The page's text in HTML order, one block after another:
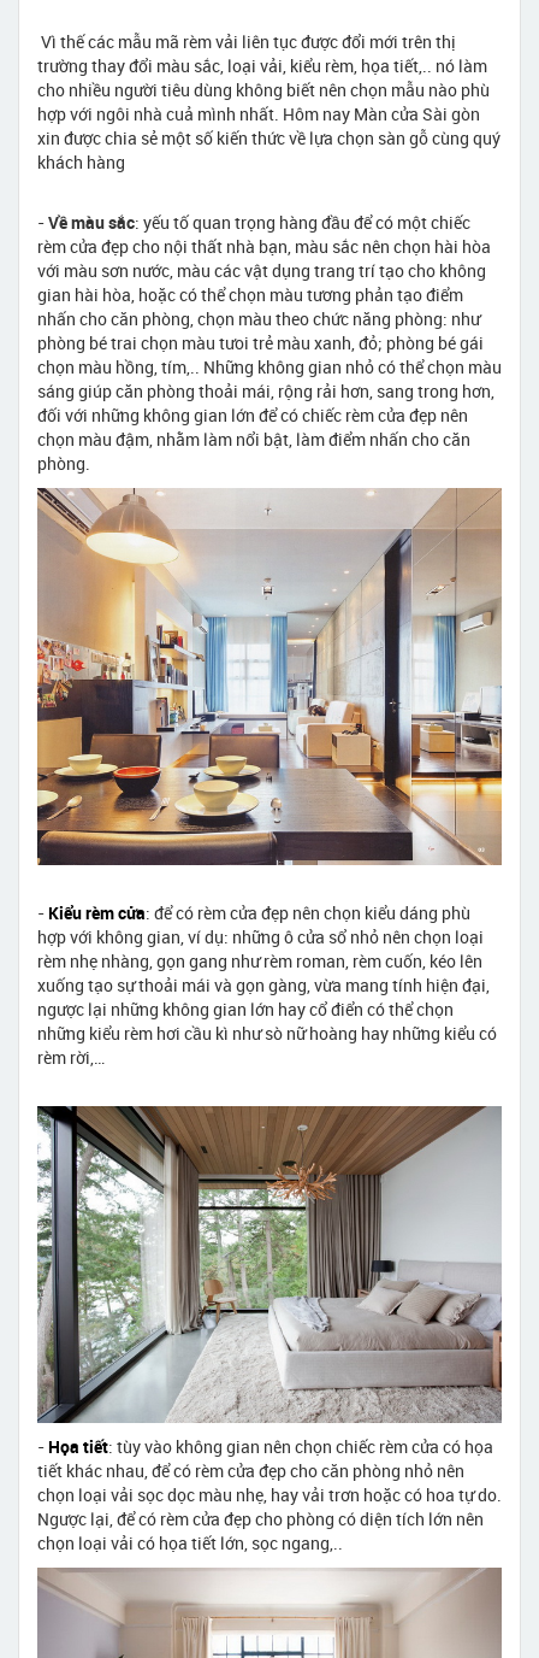
Vì thế các mẫu mã rèm vải liên tục được đổi mới trên thị
trường thay đổi màu sắc, loại vải, kiểu rèm, họa tiết,.. nó làm
cho nhiều người tiêu dùng không biết nên chọn mẫu nào phù
hợp với ngôi nhà cuả mình nhất. Hôm nay Màn cửa Sài gòn
xin được chia sẻ một số kiến thức về lựa chọn sàn gỗ cùng quý
khách hàng
-Về màu sắc: yếu tố quan trọng hàng đầu để có một chiếc
rèm cửa đẹp cho nội thất nhà bạn, màu sắc nên chọn hài hòa
với màu sơn nước, màu các vật dụng trang trí tạo cho không
gian hài hòa, hoặc có thể chọn màu tương phản tạo điểm
nhấn cho căn phòng, chọn màu theo chức năng phòng: như
phòng bé trai chọn màu tưoi trẻ màu xanh, đỏ; phòng bé gái
chọn màu hồng, tím,.. Những không gian nhỏ có thể chọn màu
sáng giúp căn phòng thoải mái, rộng rải hơn, sang trong hơn,
đối với những không gian lớn để có chiếc rèm cửa đẹp nên
chọn màu đậm, nhằm làm nổi bật, làm điểm nhấn cho căn
phòng.
- Kiểu rèm cửa: để có rèm cửa đẹp nên chọn kiểu dáng phù
hợp với không gian, ví dụ: những ô cửa sổ nhỏ nên chọn loại
rèm nhẹ nhàng, gọn gang như rèm roman, rèm cuốn, kéo lên
xuống tạo sự thoải mái và gọn gàng, vừa mang tính hiện đại,
ngược lại những không gian lớn hay cổ điển có thể chọn
những kiểu rèm hơi cầu kì như sò nữ hoàng hay những kiểu có
rèm rời,…
- Họa tiết: tùy vào không gian nên chọn chiếc rèm cửa có họa
tiết khác nhau, để có rèm cửa đẹp cho căn phòng nhỏ nên
chọn loại vải sọc dọc màu nhẹ, hay vải trơn hoặc có hoa tự do.
Ngược lại, để có rèm cửa đẹp cho phòng có diện tích lớn nên
chọn loại vải có họa tiết lớn, sọc ngang,..